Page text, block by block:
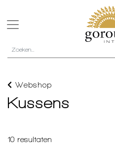
Webshop
Kussens
10 resultaten